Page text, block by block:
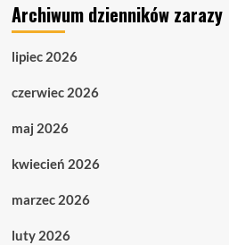
Archiwum dzienników zarazy
lipiec 2026
czerwiec 2026
maj 2026
kwiecień 2026
marzec 2026
luty 2026